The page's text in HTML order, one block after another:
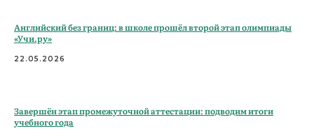
Английский без границ: в школе прошёл второй этап олимпиады
«Учи.ру»
22.05.2026
Завершён этап промежуточной аттестации: подводим итоги
учебного года